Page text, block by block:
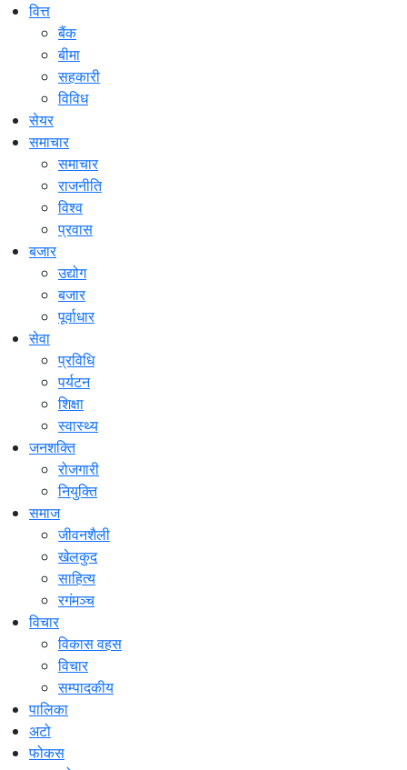
वित्त
बैंक
बीमा
सहकारी
विविध
सेयर
समाचार
समाचार
राजनीति
विश्व
प्रवास
बजार
उद्योग
बजार
पूर्वाधार
सेवा
प्रविधि
पर्यटन
शिक्षा
स्वास्थ्य
जनशक्ति
रोजगारी
नियुक्ति
समाज
जीवनशैली
खेलकुद
साहित्य
रगंमञ्च
विचार
विकास वहस
विचार
सम्पादकीय
पालिका
अटो
फोकस